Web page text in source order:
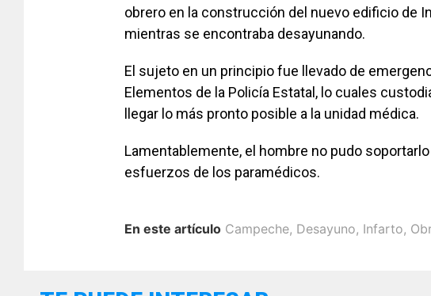
obrero en la construcción del nuevo edificio de
mientras se encontraba desayunando.
El sujeto en un principio fue llevado de
Elementos de la Policía Estatal, lo cuales
llegar lo más pronto posible a la unidad médica.
Lamentablemente, el hombre no pudo
esfuerzos de los paramédicos.
En este artículo Campeche, Desayuno, Infarto,